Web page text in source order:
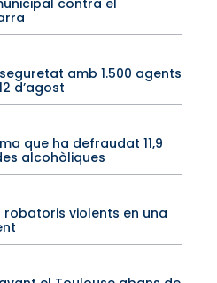
contra el
amb 1.500 agents
d’agost
que ha defraudat 11,9
alcohòliques
violents en una